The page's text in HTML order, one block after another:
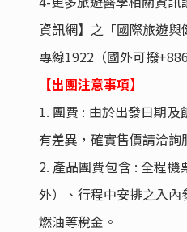
資訊網】之「國際旅遊
專線1922（國外可撥
【出團注意事項】
1. 團費 : 由於出發日期
有差異，確實售價請洽詢
2. 產品團費包含 : 全程機
外）、行程中安排之入
燃油等稅金。